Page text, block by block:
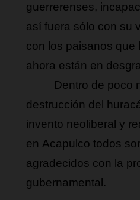
guerrerenses,
así fuera sólo con su
con los paisanos que
ahora están en
Dentro de poco
destrucción del
invento neoliberal y
en Acapulco todos
agradecidos con la
gubernamental.